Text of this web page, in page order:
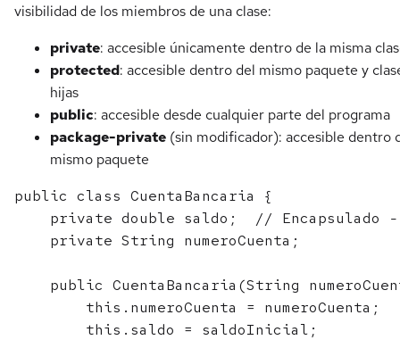
visibilidad de los miembros de una clase:
private: accesible únicamente dentro de la misma
protected: accesible dentro del mismo paquete y
hijas
public: accesible desde cualquier parte del programa
package-private (sin modificador): accesible dentro
mismo paquete
public class CuentaBancaria {
private double saldo;  // Encapsulado
    private String numeroCuenta;
public CuentaBancaria(String
        this.numeroCuenta = numeroCuenta;
        this.saldo = saldoInicial;